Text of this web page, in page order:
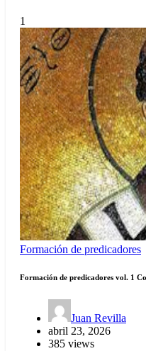
1
Formación de predicadores
Formación de predicadores vol. 1
Juan Revilla
abril 23, 2026
385 views